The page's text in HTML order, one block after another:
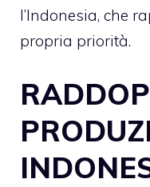
l’Indonesia, che
propria priorità.